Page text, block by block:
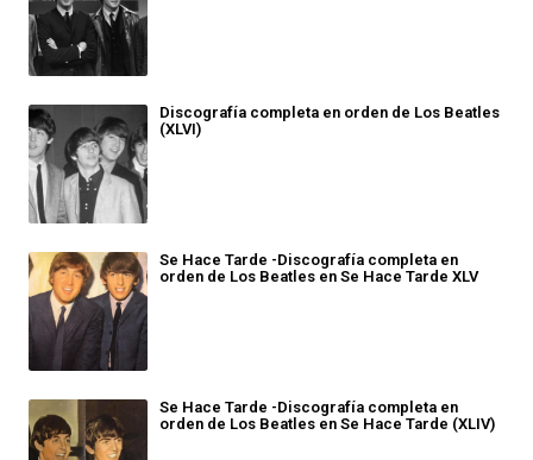
Discografía completa en orden de Los Beatles
(XLVI)
Se Hace Tarde -Discografía completa en
orden de Los Beatles en Se Hace Tarde XLV
Se Hace Tarde -Discografía completa en
orden de Los Beatles en Se Hace Tarde (XLIV)